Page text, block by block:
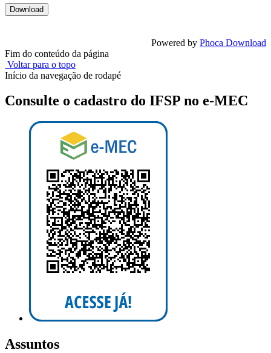
Powered by Phoca Download
Fim do conteúdo da página
Voltar para o topo
Início da navegação de rodapé
Consulte o cadastro do IFSP no e-MEC
Assuntos